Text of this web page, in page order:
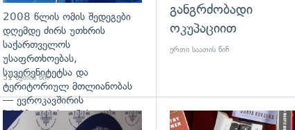
2008 წლის ომის შედეგები
დღემდე ძირს უთხრის
საქართველოს
უსაფრთხოებას,
სუვერენიტეტსა და
ტერიტორიულ მთლიანობას
— ევროკავშირის
პრესპიკერის განცხადება
51 წუთის წინ
განგრძობადი
ოკუპაციით
ერთი საათის წინ
გადახედვა გადახედვა